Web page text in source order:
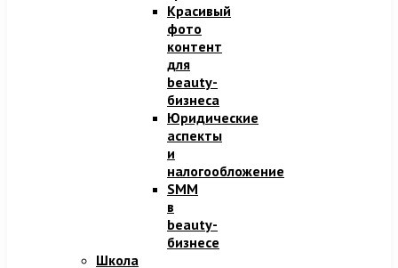
Красивый
фото
контент
для
beauty-
бизнеса
Юридические
аспекты
и
налогообложение
SMM
в
beauty-
бизнесе
Школа